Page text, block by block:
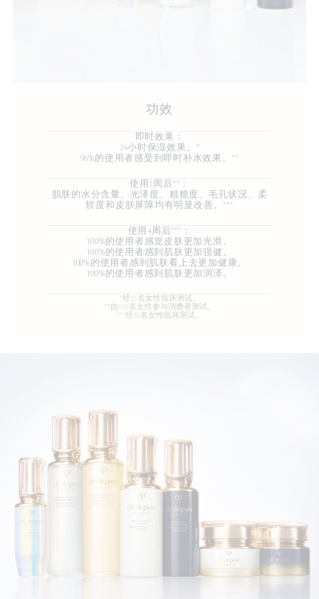
功效
即时效果：
24小时保湿效果。*
96%的使用者感受到即时补水效果。**
使用2周后**：
肌肤的水分含量、光泽度、粗糙度、毛孔状况、柔
软度和皮肤屏障均有明显改善。***
使用4周后***：
100%的使用者感觉皮肤更加光滑。
100%的使用者感到肌肤更加强健。
100%的使用者感到肌肤看上去更加健康。
100%的使用者感到肌肤更加润泽。
*经25名女性临床测试。
**由100名女性参与消费者测试。
***经30名女性临床测试。